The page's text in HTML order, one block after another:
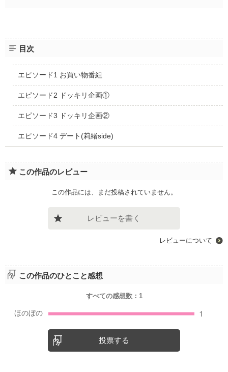
目次
エピソード1 お買い物番組
エピソード2 ドッキリ企画①
エピソード3 ドッキリ企画②
エピソード4 デート(莉緒side)
この作品のレビュー
この作品には、まだ投稿されていません。
レビューを書く
レビューについて
この作品のひとこと感想
すべての感想数： 1
投票する